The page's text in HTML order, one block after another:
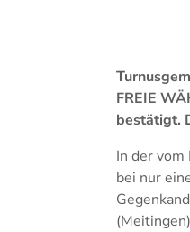
FREIE
bestätigt.
In der
bei nur